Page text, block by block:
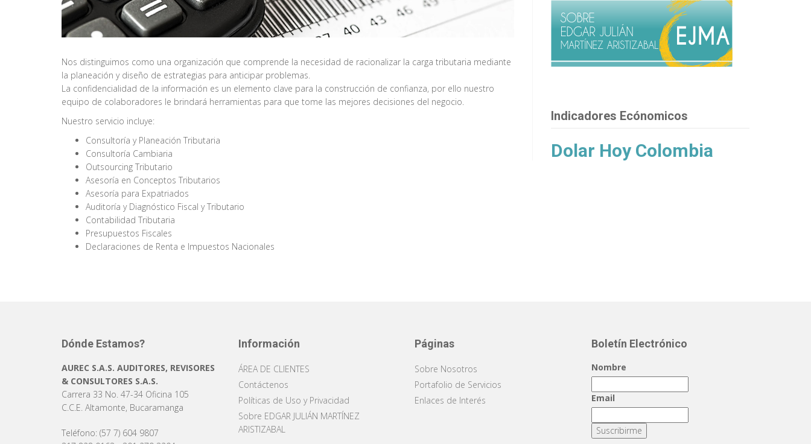
Nos distinguimos como una organización que comprende la necesidad de racionalizar la carga tributaria mediante
la planeación y diseño de estrategias para anticipar problemas.
La confidencialidad de la información es un elemento clave para la construcción de confianza, por ello nuestro
equipo de colaboradores le brindará herramientas para que tome las mejores decisiones del negocio.
Nuestro servicio incluye:
Consultoría y Planeación Tributaria
Consultoría Cambiaria
Outsourcing Tributario
Asesoría en Conceptos Tributarios
Asesoría para Expatriados
Auditoría y Diagnóstico Fiscal y Tributario
Contabilidad Tributaria
Presupuestos Fiscales
Declaraciones de Renta e Impuestos Nacionales
Indicadores Ecónomicos
Dolar Hoy Colombia
Dónde Estamos?
AUREC S.A.S. AUDITORES, REVISORES
& CONSULTORES S.A.S.
Carrera 33 No. 47-34 Oficina 105
C.C.E. Altamonte, Bucaramanga
Teléfono: (57 7) 604 9807
Información
ÁREA DE CLIENTES
Contáctenos
Políticas de Uso y Privacidad
Sobre EDGAR JULIÁN MARTÍNEZ
ARISTIZABAL
Páginas
Sobre Nosotros
Portafolio de Servicios
Enlaces de Interés
Boletín Electrónico
Nombre
Email